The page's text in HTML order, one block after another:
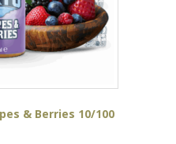
& Berries 10/100